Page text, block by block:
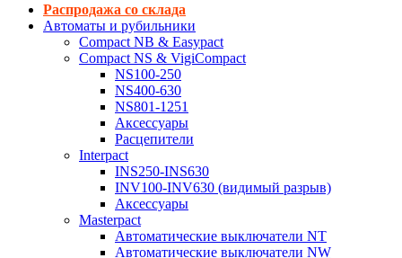
Распродажа со склада
Автоматы и рубильники
Compact NB & Easypact
Compact NS & VigiCompact
NS100-250
NS400-630
NS801-1251
Аксессуары
Расцепители
Interpact
INS250-INS630
INV100-INV630 (видимый разрыв)
Аксессуары
Masterpact
Автоматические выключатели NT
Автоматические выключатели NW